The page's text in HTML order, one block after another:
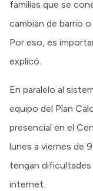
familias que se
cambian de barrio
Por eso, es
explicó.
En paralelo al
equipo del Plan
presencial en el
lunes a viernes de
tengan
internet.